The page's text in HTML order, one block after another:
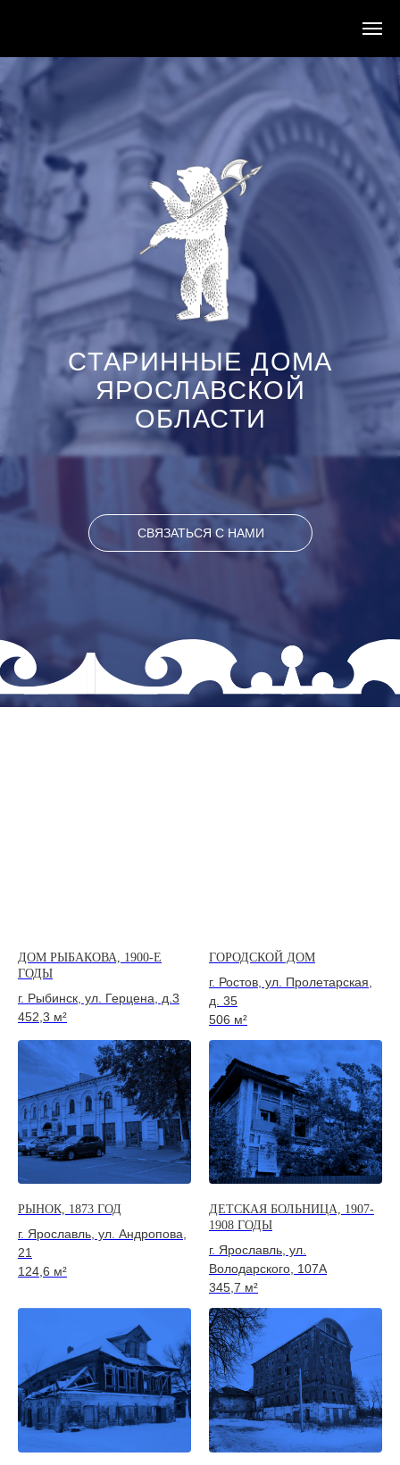
СТАРИННЫЕ ДОМА
ЯРОСЛАВСКОЙ
ОБЛАСТИ
СВЯЗАТЬСЯ С НАМИ
ДОМ РЫБАКОВА, 1900-Е
ГОДЫ
г. Рыбинск, ул. Герцена, д.3
452,3 м²
ГОРОДСКОЙ ДОМ
г. Ростов, ул. Пролетарская,
д. 35
506 м²
РЫНОК, 1873 ГОД
г. Ярославль, ул. Андропова,
21
124,6 м²
ДЕТСКАЯ БОЛЬНИЦА, 1907-
1908 ГОДЫ
г. Ярославль, ул.
Володарского, 107А
345,7 м²